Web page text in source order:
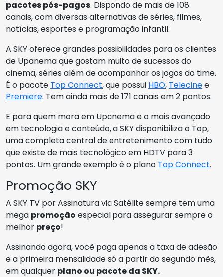
pacotes pós-pagos. Dispondo de mais de 108
canais, com diversas alternativas de séries, filmes,
notícias, esportes e programação infantil.
A SKY oferece grandes possibilidades para os clientes
de Upanema que gostam muito de sucessos do
cinema, séries além de acompanhar os jogos do time.
É o pacote Top Connect, que possui HBO, Telecinee
Premiere. Tem ainda mais de 171 canais em 2 pontos.
E para quem mora em Upanema e o mais avançado
em tecnologia e conteúdo, a SKY disponibiliza o Top,
uma completa central de entretenimento com tudo
que existe de mais tecnológico em HDTV para 3
pontos. Um grande exemplo é o plano Top Connect.
Promoção SKY
A SKY TV por Assinatura via Satélite sempre tem uma
mega promoção especial para assegurar sempre o
melhor preço!
Assinando agora, você paga apenas a taxa de adesão
e a primeira mensalidade só a partir do segundo mês,
em qualquer plano ou pacote da SKY.